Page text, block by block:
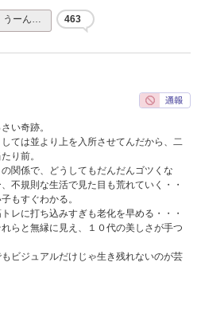
うーん… 463
い奇跡。
ては並より上を入所させてんだから、二
り前。
関係で、どうしてもだんだんゴツくな
不規則な生活で見た目も荒れていく・・
もすぐわかる。
レに打ち込みすぎも老化を早める・・・
らと無縁に見え、１０代の美しさが手つ
ビジュアルだけじゃ生き残れないのが芸